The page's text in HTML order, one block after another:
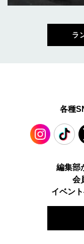
ラ
各種
TikTok
編集部
会
イベン